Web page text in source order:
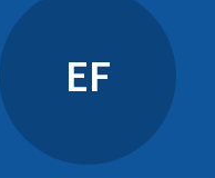
EF